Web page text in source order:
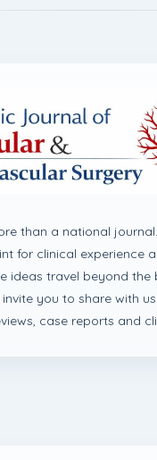
than a national
for clinical experience
ideas travel beyond the
invite you to share with
case reports and